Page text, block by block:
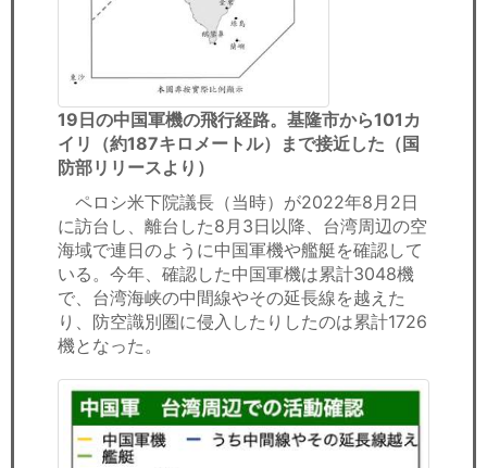
19日の中国軍機の飛行経路。基隆市から101カ
イリ（約187キロメートル）まで接近した（国
防部リリースより）
ペロシ米下院議長（当時）が2022年8月2日
に訪台し、離台した8月3日以降、台湾周辺の空
海域で連日のように中国軍機や艦艇を確認して
いる。今年、確認した中国軍機は累計3048機
で、台湾海峡の中間線やその延長線を越えた
り、防空識別圏に侵入したりしたのは累計1726
機となった。